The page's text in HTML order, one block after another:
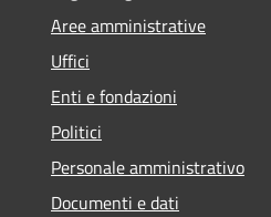
Aree amministrative
Uffici
Enti e fondazioni
Politici
Personale amministrativo
Documenti e dati